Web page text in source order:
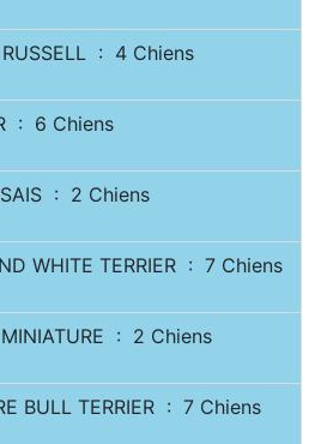
RUSSELL : 4 Chiens
: 6 Chiens
: 2 Chiens
WHITE TERRIER : 7 Chiens
MINIATURE : 2 Chiens
BULL TERRIER : 7 Chiens